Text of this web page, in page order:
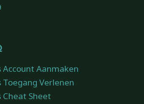
Account Aanmaken
Toegang Verlenen
Cheat Sheet